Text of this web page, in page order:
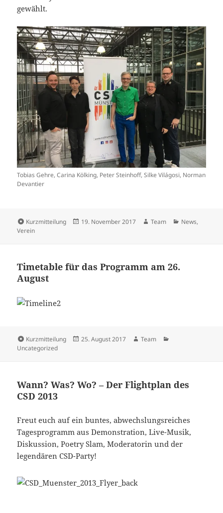
gewählt.
Tobias Gehre, Carina Kölking, Peter Steinhoff, Silke Világosi, Norman
Devantier
Format
Kurzmitteilung
Veröffentlicht
19. November 2017 Autor
Team Kategorien
News,
Verein
Timetable für das Programm am 26.
August
Format
Kurzmitteilung
Veröffentlicht
25. August 2017 Autor
Team
Uncategorized
Wann? Was? Wo? – Der Flightplan des
CSD 2013
Freut euch auf ein buntes, abwechslungsreiches
Tagesprogramm aus Demonstration, Live-Musik,
Diskussion, Poetry Slam, Moderatorin und der
legendären CSD-Party!